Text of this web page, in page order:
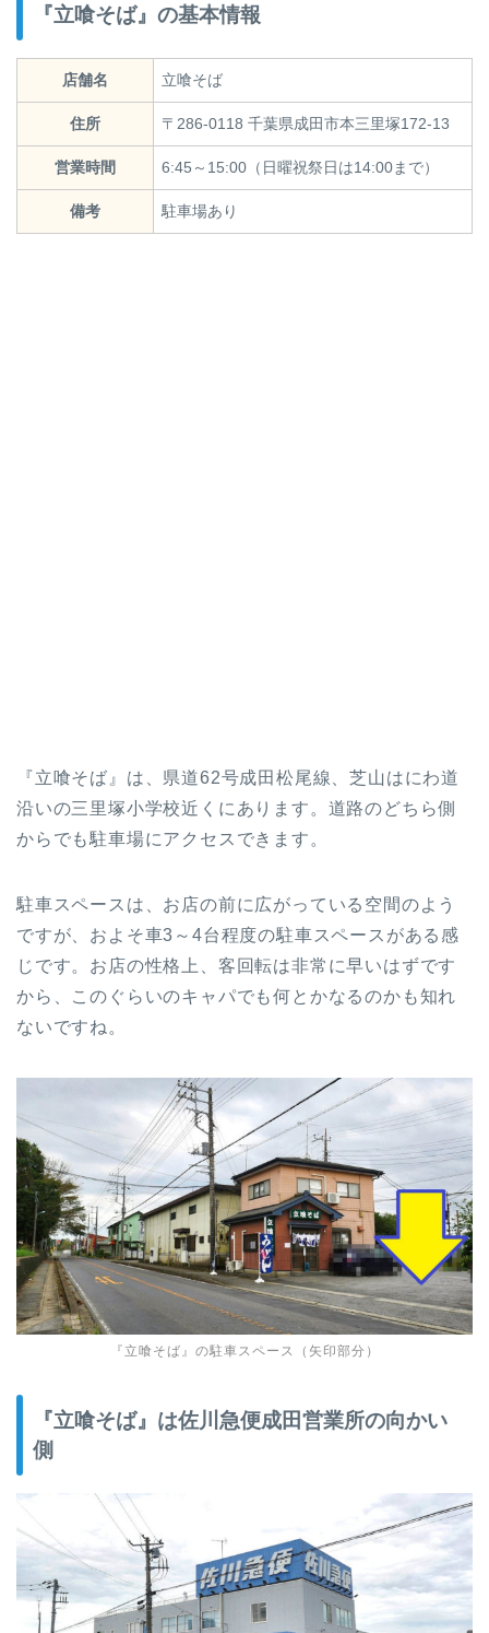
『立喰そば』の基本情報
店舗名 立喰そば
住所 〒 286-0118 千葉県成田市本三里塚172-13
営業時間 6:45～15:00（日曜祝祭日は14:00まで）
備考 駐車場あり
『立喰そば』は、県道62号成田松尾線、芝山はにわ道
沿いの三里塚小学校近くにあります。道路のどちら側
からでも駐車場にアクセスできます。
駐車スペースは、お店の前に広がっている空間のよう
ですが、およそ車3～4台程度の駐車スペースがある感
じです。お店の性格上、客回転は非常に早いはずです
から、このぐらいのキャパでも何とかなるのかも知れ
ないですね。
『立喰そば』の駐車スペース（矢印部分）
『立喰そば』は佐川急便成田営業所の向かい
側